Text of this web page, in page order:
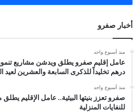
أخبار صفرو
منذ أسبوع واحد
درهم تخليداً للذكرى السابعة والعشرين لعيد
منذ أسبوع واحد
صفرو تعزز بنيتها البيئية.. عامل الإقليم
للنفايات المنزلية